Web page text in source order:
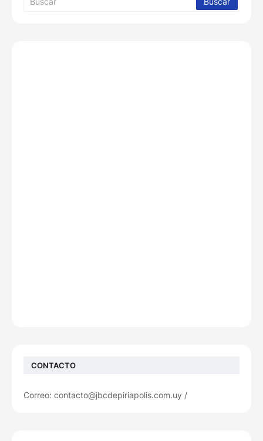
CONTACTO
Correo: contacto@jbcdepiriapolis.com.uy /